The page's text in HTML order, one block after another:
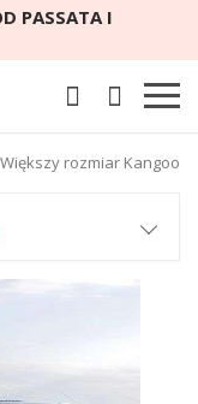
PASSATA I
Większy rozmiar Kangoo